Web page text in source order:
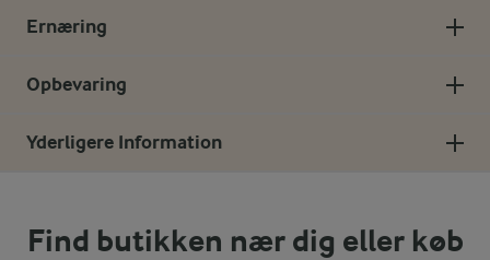
Ernæring
Opbevaring
Yderligere Information
Find butikken nær dig eller køb